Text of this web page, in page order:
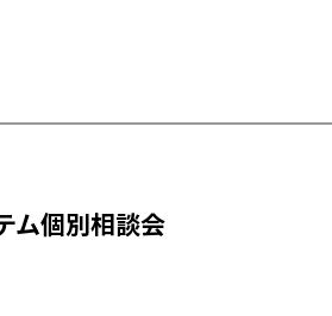
ム個別相談会